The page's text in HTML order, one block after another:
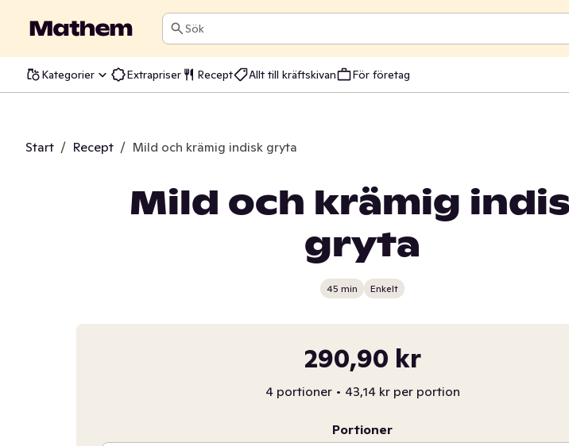
Sök
Kategorier Extrapriser Recept Allt till kräftskivan För företag
Start / Recept / Mild och krämig indisk gryta
Mild och krämig
gryta
45 min Enkelt
290,90 kr
4 portioner • 43,14 kr per portion
Portioner